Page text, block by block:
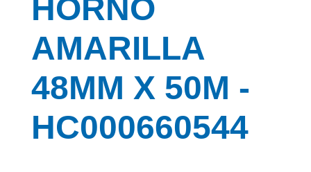
HORNO
AMARILLA
48MM X 50M -
HC000660544